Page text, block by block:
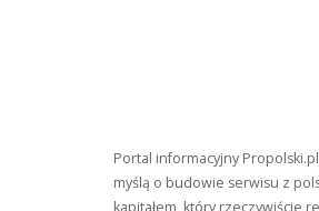
Portal informacyjny
myślą o budowie serwisu z
kapitałem, który rzeczywiście